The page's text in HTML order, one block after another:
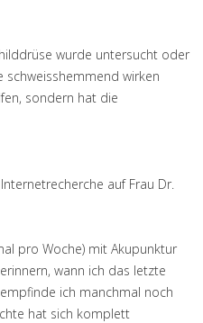
wurde untersucht oder
schweisshemmend wirken
sondern hat die
auf Frau Dr.
pro Woche) mit Akupunktur
wann ich das letzte
ich manchmal noch
hat sich komplett